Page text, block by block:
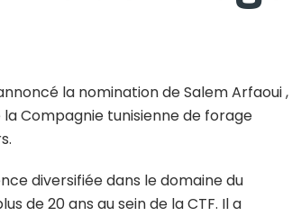
la nomination de Salem Arfaoui ,
Compagnie tunisienne de forage
diversifiée dans le domaine du
de 20 ans au sein de la CTF. Il a